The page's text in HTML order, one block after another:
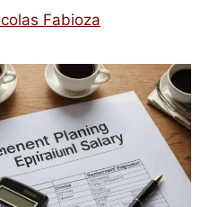
Fabioza